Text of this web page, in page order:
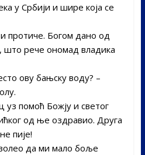
у Србији и шире која се
протиче. Богом дано од
рече ономад владика
ову бањску воду? –
уз помоћ Божју и светог
од ње оздравио. Друга
пије!
да ми мало боље